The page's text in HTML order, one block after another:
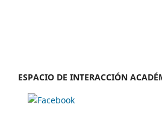
ESPACIO DE INTERACCIÓN